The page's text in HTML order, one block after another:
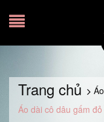
Trang chủ
Áo dài cô dâu gấm